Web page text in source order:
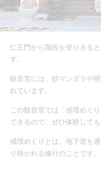
仁王門から階段を登りきる
す。
観音堂には、砂マンダラや
れています。
この観音堂では「戒壇めぐ
できるので、ぜひ体験しても
戒壇めぐりとは、地下道を
り除かれる修行のことです。